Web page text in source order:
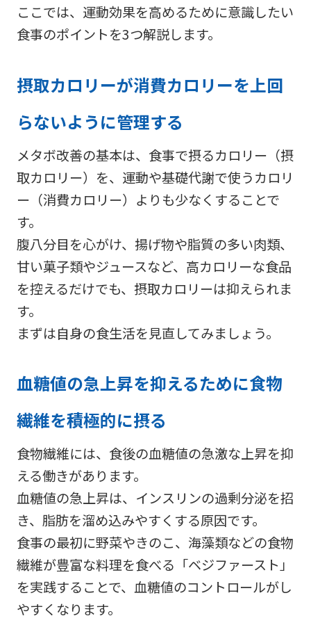
ここでは、運動効果を高めるために意識したい
食事のポイントを3つ解説します。
摂取カロリーが消費カロリーを上回
らないように管理する
メタボ改善の基本は、食事で摂るカロリー（摂
取カロリー）を、運動や基礎代謝で使うカロリ
ー（消費カロリー）よりも少なくすることで
す。
腹八分目を心がけ、揚げ物や脂質の多い肉類、
甘い菓子類やジュースなど、高カロリーな食品
を控えるだけでも、摂取カロリーは抑えられま
す。
まずは自身の食生活を見直してみましょう。
血糖値の急上昇を抑えるために食物
繊維を積極的に摂る
食物繊維には、食後の血糖値の急激な上昇を抑
える働きがあります。
血糖値の急上昇は、インスリンの過剰分泌を招
き、脂肪を溜め込みやすくする原因です。
食事の最初に野菜やきのこ、海藻類などの食物
繊維が豊富な料理を食べる「ベジファースト」
を実践することで、血糖値のコントロールがし
やすくなります。